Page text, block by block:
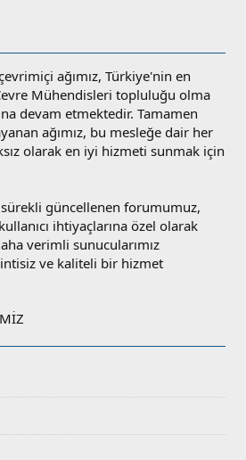
ağımız, Türkiye'nin en
Mühendisleri topluluğu olma
devam etmektedir. Tamamen
ağımız, bu mesleğe dair her
olarak en iyi hizmeti sunmak için
güncellenen forumumuz,
ihtiyaçlarına özel olarak
verimli sunucularımız
ve kaliteli bir hizmet